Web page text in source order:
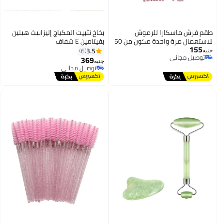
طقم فرش ماسكارا للرموش
للاستعمال مرة واحدة مكون من 50
قطعة وردة حمراء
جنيه155
توصيل مجاني
توصيل مجاني
بخاخ تثبيت المكياج إليزابيث هيلين
بفيتامين E شفاف
3.5
6
جنيه369
توصيل مجاني
توصيل مجاني